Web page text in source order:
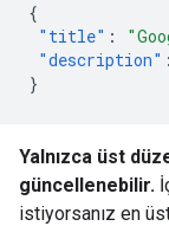
{
"title" :
"description" :
}
Yalnızca üst
güncellenebilir.
istiyorsanız en